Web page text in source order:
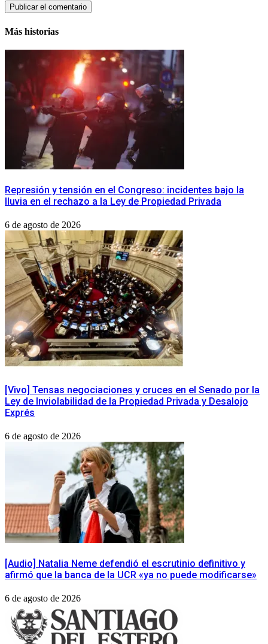
Más historias
Represión y tensión en el Congreso: incidentes bajo la
lluvia en el rechazo a la Ley de Propiedad Privada
6 de agosto de 2026
[Vivo] Tensas negociaciones y cruces en el Senado por la
Ley de Inviolabilidad de la Propiedad Privada y Desalojo
Exprés
6 de agosto de 2026
[Audio] Natalia Neme defendió el escrutinio definitivo y
afirmó que la banca de la UCR «ya no puede modificarse»
6 de agosto de 2026